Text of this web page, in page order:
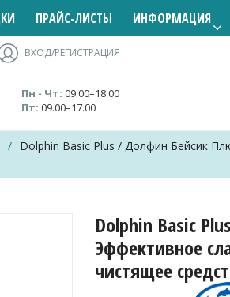
ПРАЙС-ЛИСТЫ ИНФОРМАЦИЯ
ВХОД/РЕГИСТРАЦИЯ
Пн - Чт: 09.00–18.00
Пт: 09.00–17.00
/ Dolphin Basic Plus / Долфин Бейсик
Dolphin Basic
Эффективное
чистящее